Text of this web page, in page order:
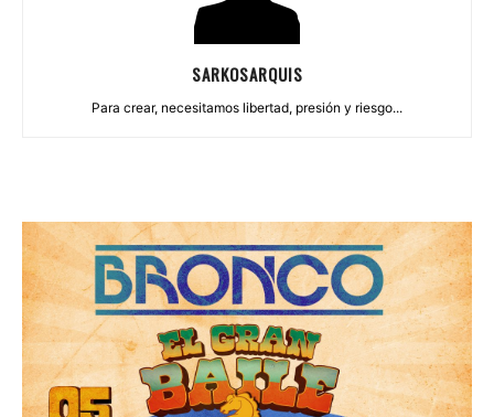
SARKOSARQUIS
Para crear, necesitamos libertad, presión y riesgo...